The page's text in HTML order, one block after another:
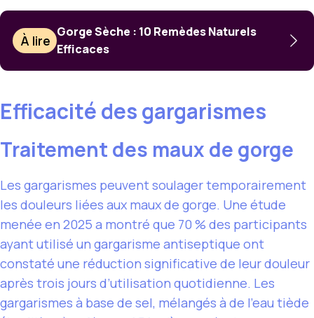
À lire
Gorge Sèche : 10 Remèdes Naturels
Efficaces
Efficacité des gargarismes
Traitement des maux de gorge
Les gargarismes peuvent soulager temporairement
les douleurs liées aux maux de gorge. Une étude
menée en 2025 a montré que 70 % des participants
ayant utilisé un gargarisme antiseptique ont
constaté une réduction significative de leur douleur
après trois jours d’utilisation quotidienne. Les
gargarismes à base de sel, mélangés à de l’eau tiède